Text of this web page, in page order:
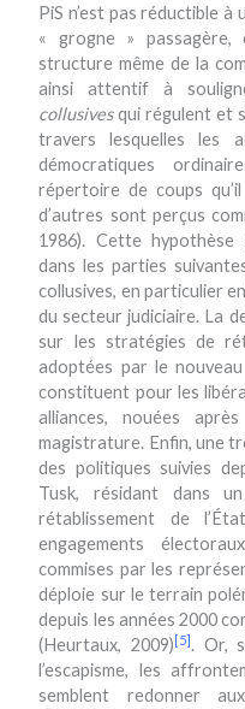
PiS n’est pas réductible à
« grogne »
structure même de la
ainsi attentif à
collusivesqui régulent et
travers lesquelles les
démocratiques
répertoire de coups
d’autres sont perçus
1986). Cette hypothèse
dans les parties
collusives, en particulier
du secteur judiciaire. La
sur les stratégies de
adoptées par le
constituent pour les
alliances, nouées
magistrature. Enfin, une
des politiques suivies
Tusk, résidant dans
rétablissement de
engagements
commises par les
déploie sur le terrain
depuis les années 2000
(Heurtaux, 2009)[5]. Or,
l’escapisme, les
semblent redonner